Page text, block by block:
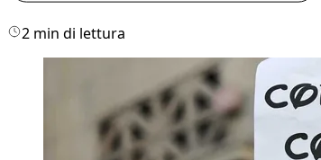
2 min di lettura